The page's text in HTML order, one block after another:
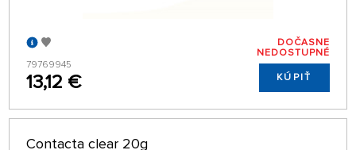
79769945
13,12 €
DOČASNE
NEDOSTUPNÉ
KÚPIŤ
Contacta clear 20g